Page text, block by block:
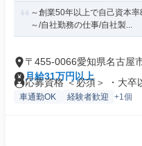
～創業50年以上で自己資本
～/自社勤務の仕事/自社製...
〒455-0066愛知県名古屋
月給31万円以上
応募資格 ＜必須＞ ・大卒
車通勤OK 経験者歓迎 +1個